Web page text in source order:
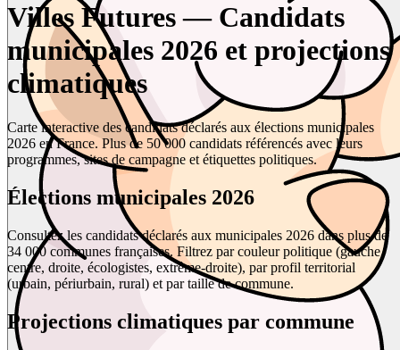
Villes Futures — Candidats
municipales 2026 et projections
climatiques
Carte interactive des candidats déclarés aux élections municipales
2026 en France. Plus de 50 000 candidats référencés avec leurs
programmes, sites de campagne et étiquettes politiques.
Élections municipales 2026
Consultez les candidats déclarés aux municipales 2026 dans plus de
34 000 communes françaises. Filtrez par couleur politique (gauche,
centre, droite, écologistes, extrême-droite), par profil territorial
(urbain, périurbain, rural) et par taille de commune.
Projections climatiques par commune